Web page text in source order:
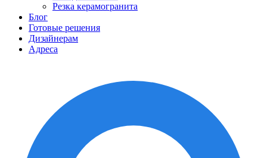
Резка керамогранита
Блог
Готовые решения
Дизайнерам
Адреса